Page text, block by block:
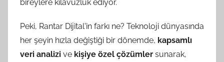
bireylere kılavuzluk ediyor.
Peki, Rantar Dijital'in farkı ne? Teknoloji dünyasında
her şeyin hızla değiştiği bir dönemde, kapsamlı
veri analizi ve kişiye özel çözümler sunarak,